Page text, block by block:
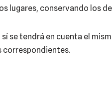
lugares, conservando los
sí se tendrá en cuenta el
correspondientes.